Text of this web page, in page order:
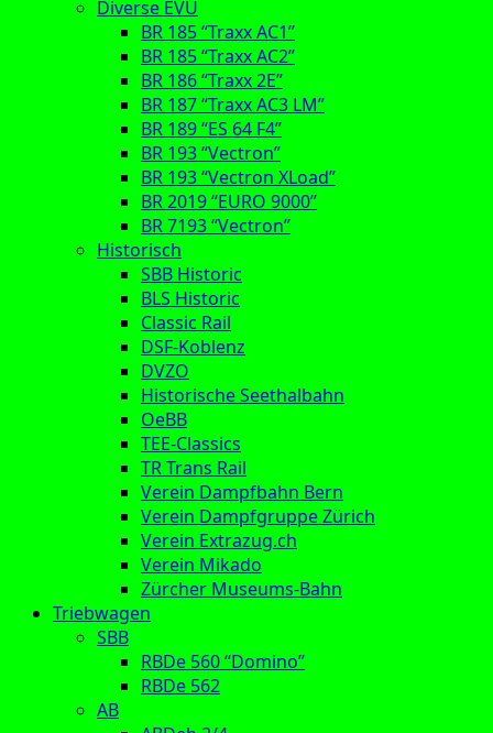
Diverse EVU
BR 185 “Traxx AC1”
BR 185 “Traxx AC2”
BR 186 “Traxx 2E”
BR 187 “Traxx AC3 LM”
BR 189 “ES 64 F4”
BR 193 “Vectron”
BR 193 “Vectron XLoad”
BR 2019 “EURO 9000”
BR 7193 “Vectron”
Historisch
SBB Historic
BLS Historic
Classic Rail
DSF-Koblenz
DVZO
Historische Seethalbahn
OeBB
TEE-Classics
TR Trans Rail
Verein Dampfbahn Bern
Verein Dampfgruppe Zürich
Verein Extrazug.ch
Verein Mikado
Zürcher Museums-Bahn
Triebwagen
SBB
RBDe 560 “Domino”
RBDe 562
AB